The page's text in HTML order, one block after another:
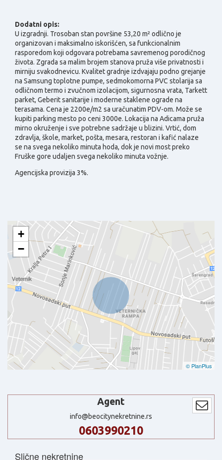
Dodatni opis:
U izgradnji. Trosoban stan površine 53,20 m² odlično je
organizovan i maksimalno iskorišćen, sa funkcionalnim
rasporedom koji odgovara potrebama savremenog porodičnog
života. Zgrada sa malim brojem stanova pruža više privatnosti i
mirniju svakodnevicu. Kvalitet gradnje izdvajaju podno grejanje
na Samsung toplotne pumpe, sedmokomorna PVC stolarija sa
odličnom termo i zvučnom izolacijom, sigurnosna vrata, Tarkett
parket, Geberit sanitarije i moderne staklene ograde na
terasama. Cena je 2200e/m2 sa uračunatim PDV-om. Može se
kupiti parking mesto po ceni 3000e. Lokacija na Adicama pruža
mirno okruženje i sve potrebne sadržaje u blizini. Vrtić, dom
zdravlja, škole, market, pošta, mesara, restoran i kafić nalaze
se na svega nekoliko minuta hoda, dok je novi most preko
Fruške gore udaljen svega nekoliko minuta vožnje.
Agencijska provizija 3%.
+
−
© PlanPlus
Agent
info@beocitynekretnine.rs
0603990210
Slične nekretnine